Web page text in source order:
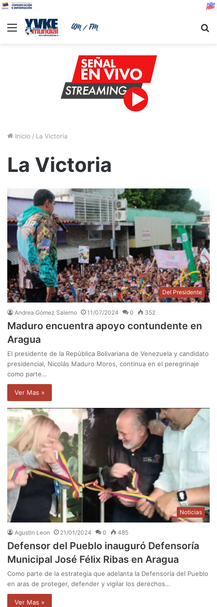
Menu
Inicio / La Victoria
La Victoria
Del Presidente
Andrea Gómez Salerno 11/07/2024 0 352
Maduro encuentra apoyo contundente en
Aragua
El presidente de la República Bolivariana de Venezuela y candidato
presidencial, Nicolás Maduro Moros, continua en el peregrinaje
como parte…
Ver Mas »
Noticias
Agustin Leon 21/01/2024 0 485
Defensor del Pueblo inauguró Defensoría
Municipal José Félix Ribas en Aragua
Como parte de la estrategia que adelanta la Defensoría del Pueblo
en aras de proteger, defender y vigilar los derechos…
Ver Mas »